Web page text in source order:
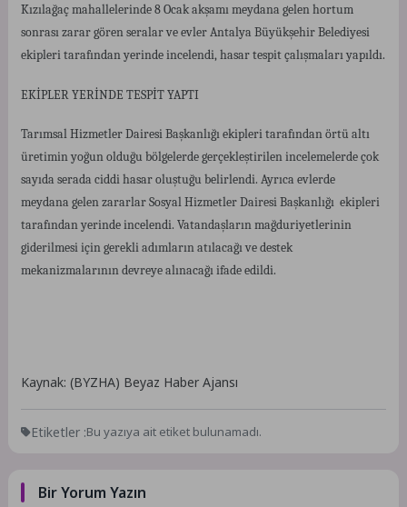
Kızılağaç mahallelerinde 8 Ocak akşamı meydana gelen hortum
sonrası zarar gören seralar ve evler Antalya Büyükşehir Belediyesi
ekipleri tarafından yerinde incelendi, hasar tespit çalışmaları yapıldı.
EKİPLER YERİNDE TESPİT YAPTI
Tarımsal Hizmetler Dairesi Başkanlığı ekipleri tarafından örtü altı
üretimin yoğun olduğu bölgelerde gerçekleştirilen incelemelerde çok
sayıda serada ciddi hasar oluştuğu belirlendi. Ayrıca evlerde
meydana gelen zararlar Sosyal Hizmetler Dairesi Başkanlığı ekipleri
tarafından yerinde incelendi. Vatandaşların mağduriyetlerinin
giderilmesi için gerekli adımların atılacağı ve destek
mekanizmalarının devreye alınacağı ifade edildi.
Kaynak: (BYZHA) Beyaz Haber Ajansı
Etiketler :Bu yazıya ait etiket bulunamadı.
Bir Yorum Yazın